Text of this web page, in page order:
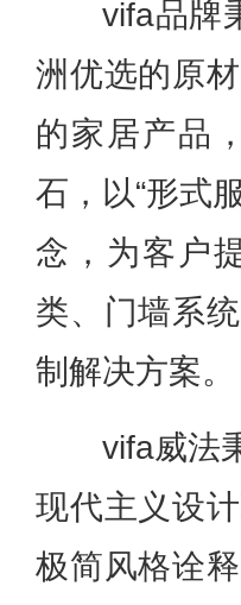
vifa品牌
洲优选的原
的家居产品
石，以“形式
念，为客户
类、门墙系
制解决方案。
vifa威法
现代主义设
极简风格诠